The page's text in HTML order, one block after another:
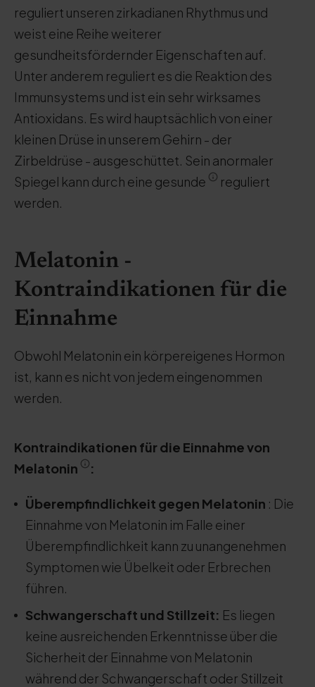
reguliert unseren zirkadianen Rhythmus und
weist eine Reihe weiterer
gesundheitsfördernder Eigenschaften auf.
Unter anderem reguliert es die Reaktion des
Immunsystems und ist ein sehr wirksames
Antioxidans. Es wird hauptsächlich von einer
kleinen Drüse in unserem Gehirn - der
Zirbeldrüse - ausgeschüttet. Sein anormaler
Spiegel kann durch eine gesunde
reguliert
werden.
Melatonin -
Kontraindikationen für die
Einnahme
Obwohl Melatonin ein körpereigenes Hormon
ist, kann es nicht von jedem eingenommen
werden.
Kontraindikationen für die Einnahme von
Melatonin
:
Überempfindlichkeit gegen Melatonin : Die
Einnahme von Melatonin im Falle einer
Überempfindlichkeit kann zu unangenehmen
Symptomen wie Übelkeit oder Erbrechen
führen.
Schwangerschaft und Stillzeit: Es liegen
keine ausreichenden Erkenntnisse über die
Sicherheit der Einnahme von Melatonin
während der Schwangerschaft oder Stillzeit